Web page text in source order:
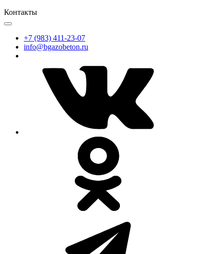
Контакты
+7 (983) 411-23-07
info@bgazobeton.ru